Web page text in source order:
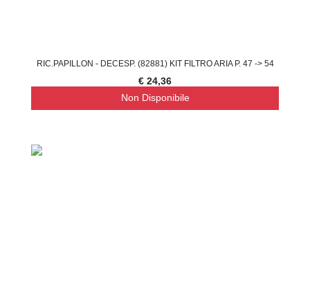
RIC.PAPILLON - DECESP. (82881) KIT FILTRO ARIA P. 47 -> 54
€ 24,36
Non Disponibile